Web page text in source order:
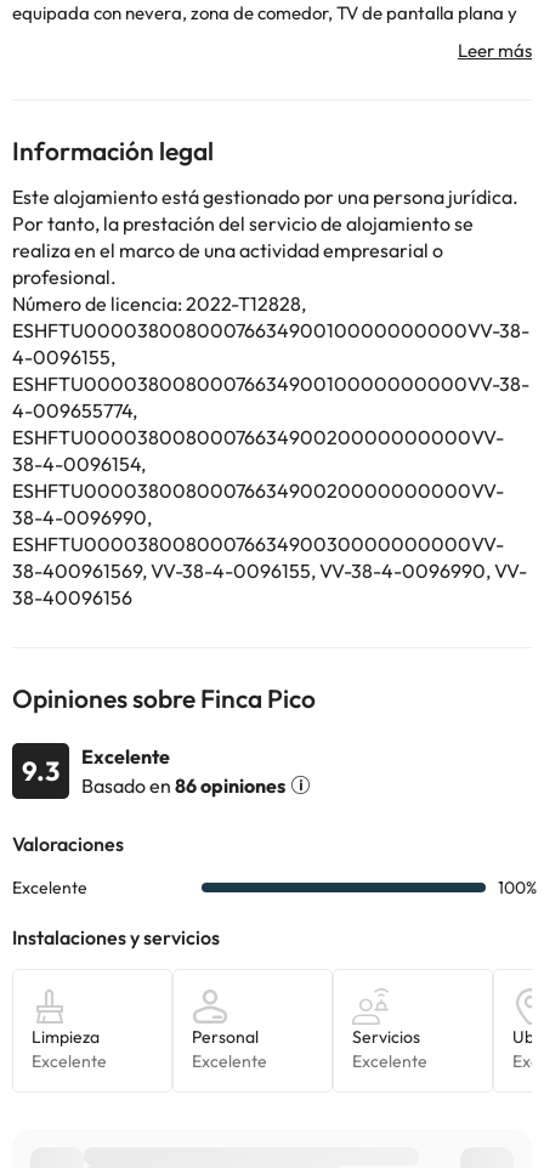
equipada con nevera, zona de comedor, TV de pantalla plana y
baño privado con ducha y artículos de aseo gratuitos. También
aeropuerto (Aeropuerto de Tenerife Norte – Ciudad de La
Laguna) está a 27 km.
En este alojamiento no se pueden celebrar despedidas de soltero
o soltera ni fiestas similares.
Algunos de los servicios detallados pueden ser de pago. Puedes
consultar sus tarifas directamente en el establecimiento. Toda la
información de esta ficha está sujeta a cambios por parte del
alojamiento. Si tienes dudas, contáctanos.
Información legal
Este alojamiento está gestionado por una persona jurídica.
Por tanto, la prestación del servicio de alojamiento se
realiza en el marco de una actividad empresarial o
profesional.
Número de licencia: 2022-T12828,
ESHFTU0000380080007663490010000000000VV-38-
4-0096155,
ESHFTU0000380080007663490010000000000VV-38-
4-009655774,
ESHFTU0000380080007663490020000000000VV-
38-4-0096154,
ESHFTU0000380080007663490020000000000VV-
38-4-0096990,
ESHFTU0000380080007663490030000000000VV-
38-400961569, VV-38-4-0096155, VV-38-4-0096990, VV-
38-40096156
Opiniones sobre Finca Pico
9.3
Excelente
Basado en 86 opiniones